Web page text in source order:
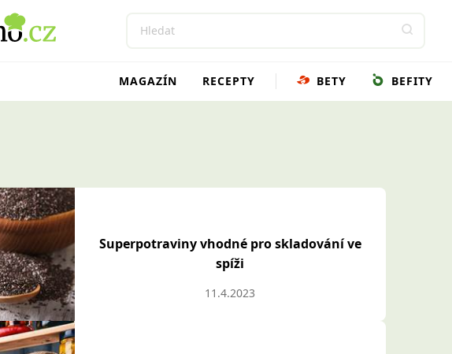
MAGAZÍN RECEPTY BETY BEFITY
Superpotraviny vhodné pro skladování ve
spíži
11.4.2023